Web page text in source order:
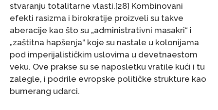
stvaranju totalitarne vlasti.[28] Kombinovani
efekti rasizma i birokratije proizveli su takve
aberacije kao što su „administrativni masakri“ i
„zaštitna hapšenja“ koje su nastale u kolonijama
pod imperijalističkim uslovima u devetnaestom
veku. Ove prakse su se naposletku vratile kući i tu
zalegle, i podrile evropske političke strukture kao
bumerang udarci.